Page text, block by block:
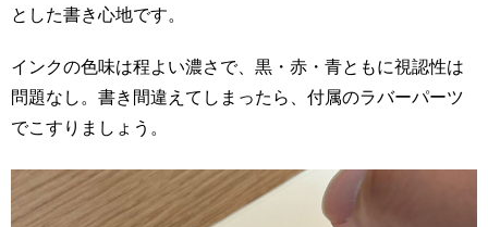
とした書き心地です。
インクの色味は程よい濃さで、黒・赤・青ともに視認性は
問題なし。書き間違えてしまったら、付属のラバーパーツ
でこすりましょう。